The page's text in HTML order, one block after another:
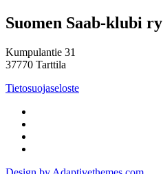
Suomen Saab-klubi ry
Kumpulantie 31
37770 Tarttila
Tietosuojaseloste